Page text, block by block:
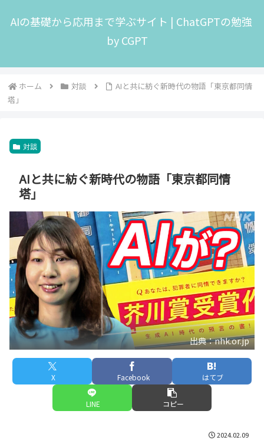
AIの基礎から応用まで学ぶサイト | ChatGPTの勉強
by CGPT
ホーム 対談
AIと共に紡ぐ新時代の物語「東京都同情
塔」
対談
AIと共に紡ぐ新時代の物語「東京都同情
塔」
出典：nhk.or.jp
X Facebook はてブ
LINE コピー
2024.02.09